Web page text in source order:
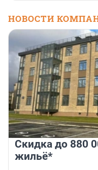
НОВОСТИ
Скидка до 880
жильё*